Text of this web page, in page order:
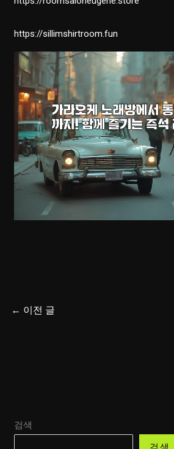
https://sillimshirtroom.fun
← 이전 글
검색
검색